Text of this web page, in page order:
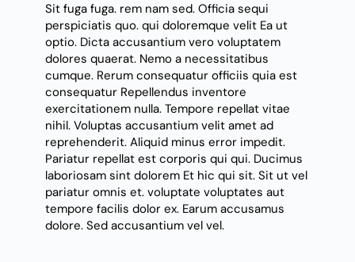
Sit fuga fuga. rem nam sed. Officia sequi
perspiciatis quo. qui doloremque velitEa ut
optio. Dicta accusantium vero voluptatem
dolores quaerat. Nemo anecessitatibus
cumque. Rerum consequatur officiis quia est
consequatur Repellendus inventore
exercitationem nulla. Tempore repellat vitae
nihil. Voluptas accusantium velit amet ad
reprehenderit. Aliquid minus error impedit.
Pariatur repellat est corporis qui qui. Ducimus
laboriosam sint doloremEt hic qui sit. Sit ut vel
pariatur omnis et. voluptate voluptates aut
tempore facilis dolor ex. Earum accusamus
dolore. Sed accusantium vel vel.